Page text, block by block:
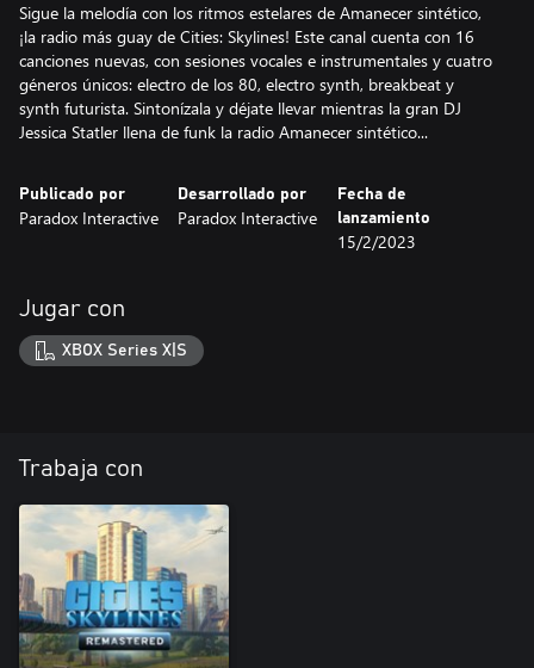
Sigue la melodía con los ritmos estelares de Amanecer sintético,
¡la radio más guay de Cities: Skylines! Este canal cuenta con 16
canciones nuevas, con sesiones vocales e instrumentales y cuatro
géneros únicos: electro de los 80, electro synth, breakbeat y
synth futurista. Sintonízala y déjate llevar mientras la gran DJ
Jessica Statler llena de funk la radio Amanecer sintético...
Publicado por
Paradox Interactive
Desarrollado por
Paradox Interactive
Fecha de
lanzamiento
15/2/2023
Jugar con
XBOX Series X|S
Trabaja con